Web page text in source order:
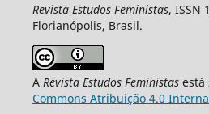
Revista Estudos Feministas, ISSN
Florianópolis, Brasil.
A Revista Estudos Feministasestá
Commons Atribuição 4.0